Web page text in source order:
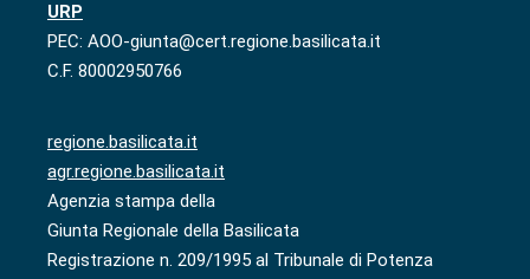
URP
PEC: AOO-giunta@cert.regione.basilicata.it
C.F. 80002950766
regione.basilicata.it
agr.regione.basilicata.it
Agenzia stampa della
Giunta Regionale della Basilicata
Registrazione n. 209/1995 al Tribunale di Potenza